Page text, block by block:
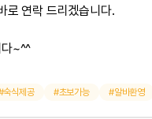
로 연락 드리겠습니다.
~^^
숙식제공 초보가능 알바환영